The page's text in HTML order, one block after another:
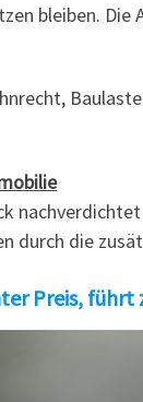
bleiben.
durch die
Preis,